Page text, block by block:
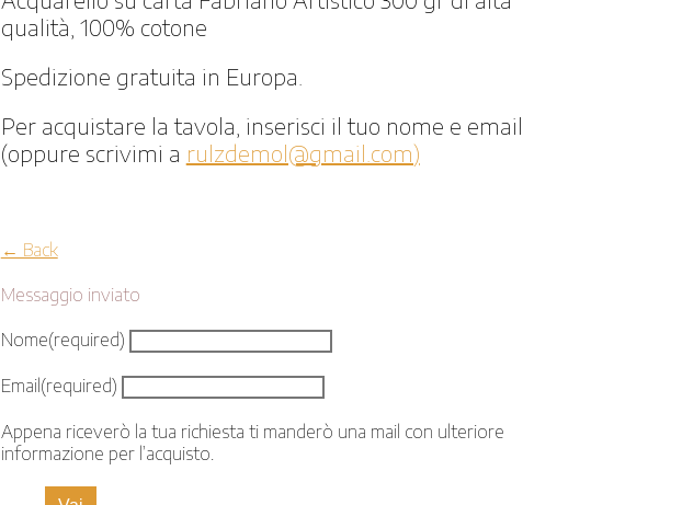
qualità, 100% cotone
Spedizione gratuita in Europa.
Per acquistare la tavola, inserisci il tuo nome e email
(oppure scrivimi a rulzdemol@gmail.com)
← Back
Messaggio inviato
Nome(required)
Email (required)
Appena riceverò la tua richiesta ti manderò una mail con ulteriore
informazione per l’acquisto.